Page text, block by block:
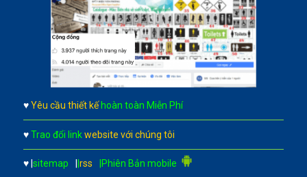
♥ Yêu cầu thiết kế hoàn toàn Miễn Phí
♥ Trao đổi link website với chúng tôi
♥ |sitemap |rss |Phiên Bản mobile